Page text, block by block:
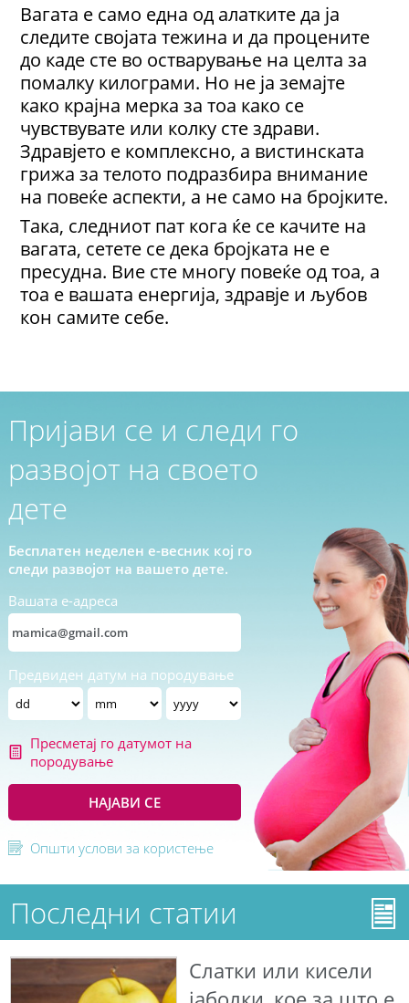
Вагата е само една од алатките да ја
следите својата тежина и да процените
до каде сте во остварување на целта за
помалку килограми. Но не ја земајте
како крајна мерка за тоа како се
чувствувате или колку сте здрави.
Здравјето е комплексно, а вистинската
грижа за телото подразбира внимание
на повеќе аспекти, а не само на бројките.
Така, следниот пат кога ќе се качите на
вагата, сетете се дека бројката не е
пресудна. Вие сте многу повеќе од тоа, а
тоа е вашата енергија, здравје и љубов
кон самите себе.
Пријави се и следи го
развојот на своето
дете
Бесплатен неделен е-весник кој го
следи развојот на вашето дете.
Вашата е-адреса
Предвиден датум на породување
Пресметај го датумот на
породување
НАЈАВИ СЕ
Општи услови за користење
Последни статии
Слатки или кисели